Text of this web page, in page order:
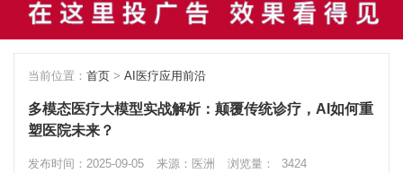
当前位置： 首页 > AI医疗应用前沿
多模态医疗大模型实战解析：颠覆传统诊疗，AI如何重
塑医院未来？
发布时间：2025-09-05 来源：医洲 浏览量：
3424